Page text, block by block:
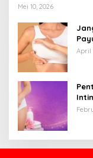
Mei 10, 2026
dari
April